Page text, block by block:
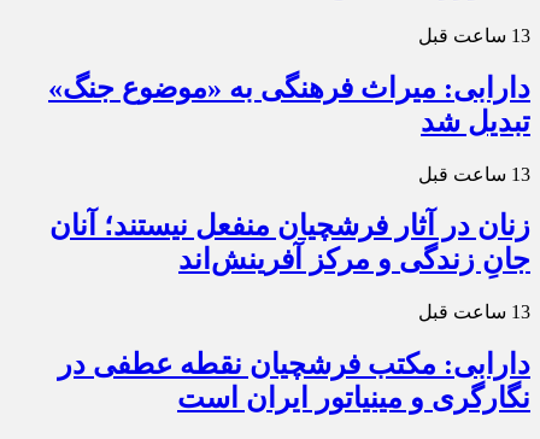
13 ساعت قبل
دارابی: میراث‌ فرهنگی به «موضوع جنگ»
تبدیل شد
13 ساعت قبل
زنان در آثار فرشچیان منفعل نیستند؛ آنان
جانِ زندگی و مرکز آفرینش‌اند
13 ساعت قبل
دارابی: مکتب فرشچیان نقطه عطفی در
نگارگری و مینیاتور ایران است